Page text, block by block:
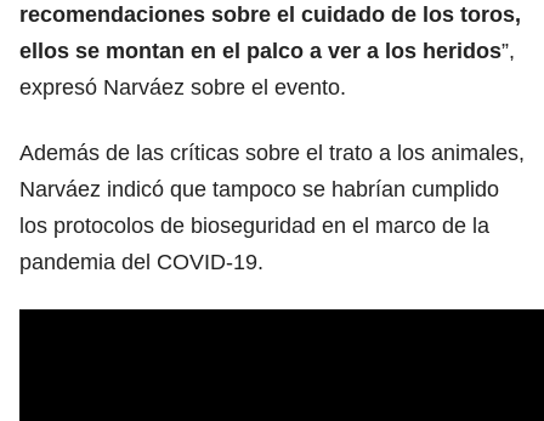
recomendaciones sobre el cuidado de los toros,
ellos se montan en el palco a ver a los heridos”,
expresó Narváez sobre el evento.
Además de las críticas sobre el trato a los animales,
Narváez indicó que tampoco se habrían cumplido
los protocolos de bioseguridad en el marco de la
pandemia del COVID-19.